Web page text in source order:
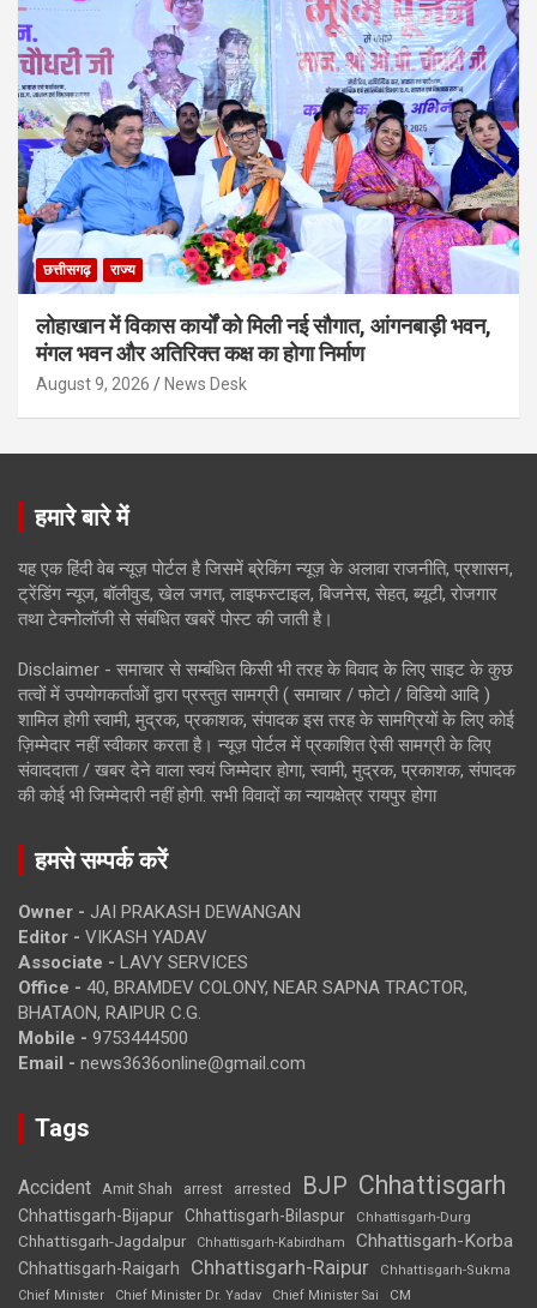
छत्तीसगढ़ राज्य
लोहाखान में विकास कार्यों को मिली नई सौगात, आंगनबाड़ी भवन,
मंगल भवन और अतिरिक्त कक्ष का होगा निर्माण
August 9, 2026 News Desk
हमारे बारे में
यह एक हिंदी वेब न्यूज़ पोर्टल है जिसमें ब्रेकिंग न्यूज़ के अलावा राजनीति, प्रशासन,
ट्रेंडिंग न्यूज, बॉलीवुड, खेल जगत, लाइफस्टाइल, बिजनेस, सेहत, ब्यूटी, रोजगार
तथा टेक्नोलॉजी से संबंधित खबरें पोस्ट की जाती है।
Disclaimer - समाचार से सम्बंधित किसी भी तरह के विवाद के लिए साइट के कुछ
तत्वों में उपयोगकर्ताओं द्वारा प्रस्तुत सामग्री ( समाचार / फोटो / विडियो आदि )
शामिल होगी स्वामी, मुद्रक, प्रकाशक, संपादक इस तरह के सामग्रियों के लिए कोई
ज़िम्मेदार नहीं स्वीकार करता है। न्यूज़ पोर्टल में प्रकाशित ऐसी सामग्री के लिए
संवाददाता / खबर देने वाला स्वयं जिम्मेदार होगा, स्वामी, मुद्रक, प्रकाशक, संपादक
की कोई भी जिम्मेदारी नहीं होगी. सभी विवादों का न्यायक्षेत्र रायपुर होगा
हमसे सम्पर्क करें
Owner - JAI PRAKASH DEWANGAN
Editor - VIKASH YADAV
Associate - LAVY SERVICES
Office - 40, BRAMDEV COLONY, NEAR SAPNA TRACTOR,
BHATAON, RAIPUR C.G.
Mobile - 9753444500
Email - news3636online@gmail.com
Tags
Accident Amit Shah arrest arrested BJP Chhattisgarh
Chhattisgarh-Bijapur Chhattisgarh-Bilaspur Chhattisgarh-Durg
Chhattisgarh-Jagdalpur Chhattisgarh-Kabirdham Chhattisgarh-Korba
Chhattisgarh-Raigarh Chhattisgarh-Raipur
Chhattisgarh-Sukma
Chief Minister
Chief Minister Dr. Yadav Chief Minister Sai CM